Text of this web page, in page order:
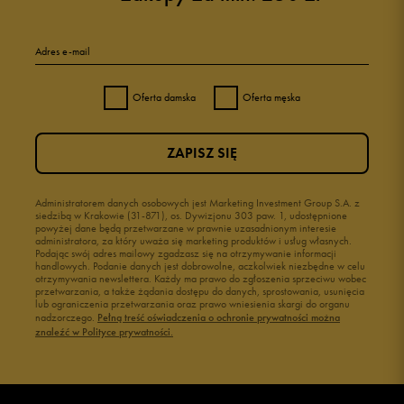
Adres e-mail
Oferta damska Oferta męska
Administratorem danych osobowych jest Marketing Investment Group S.A. z
siedzibą w Krakowie (31-871), os. Dywizjonu 303 paw. 1, udostępnione
powyżej dane będą przetwarzane w prawnie uzasadnionym interesie
administratora, za który uważa się marketing produktów i usług własnych.
Podając swój adres mailowy zgadzasz się na otrzymywanie informacji
handlowych. Podanie danych jest dobrowolne, aczkolwiek niezbędne w celu
otrzymywania newslettera. Każdy ma prawo do zgłoszenia sprzeciwu wobec
przetwarzania, a także żądania dostępu do danych, sprostowania, usunięcia
lub ograniczenia przetwarzania oraz prawo wniesienia skargi do organu
nadzorczego. Pełną treść oświadczenia o ochronie prywatności można
znaleźć w Polityce prywatności.
ZAPISZ SIĘ